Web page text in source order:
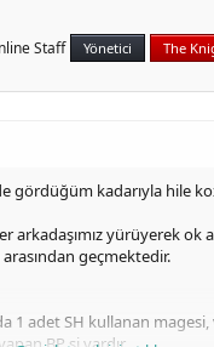
Staff Yönetici The
gördüğüm kadarıyla hile
arkadaşımız yürüyerek ok
geçmektedir.
1 adet SH kullanan magesi,